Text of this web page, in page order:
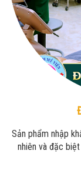
Sản phẩm nhập
nhiên và đặc